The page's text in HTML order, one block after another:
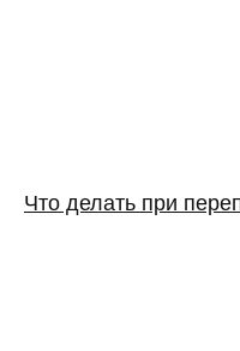
Что делать при